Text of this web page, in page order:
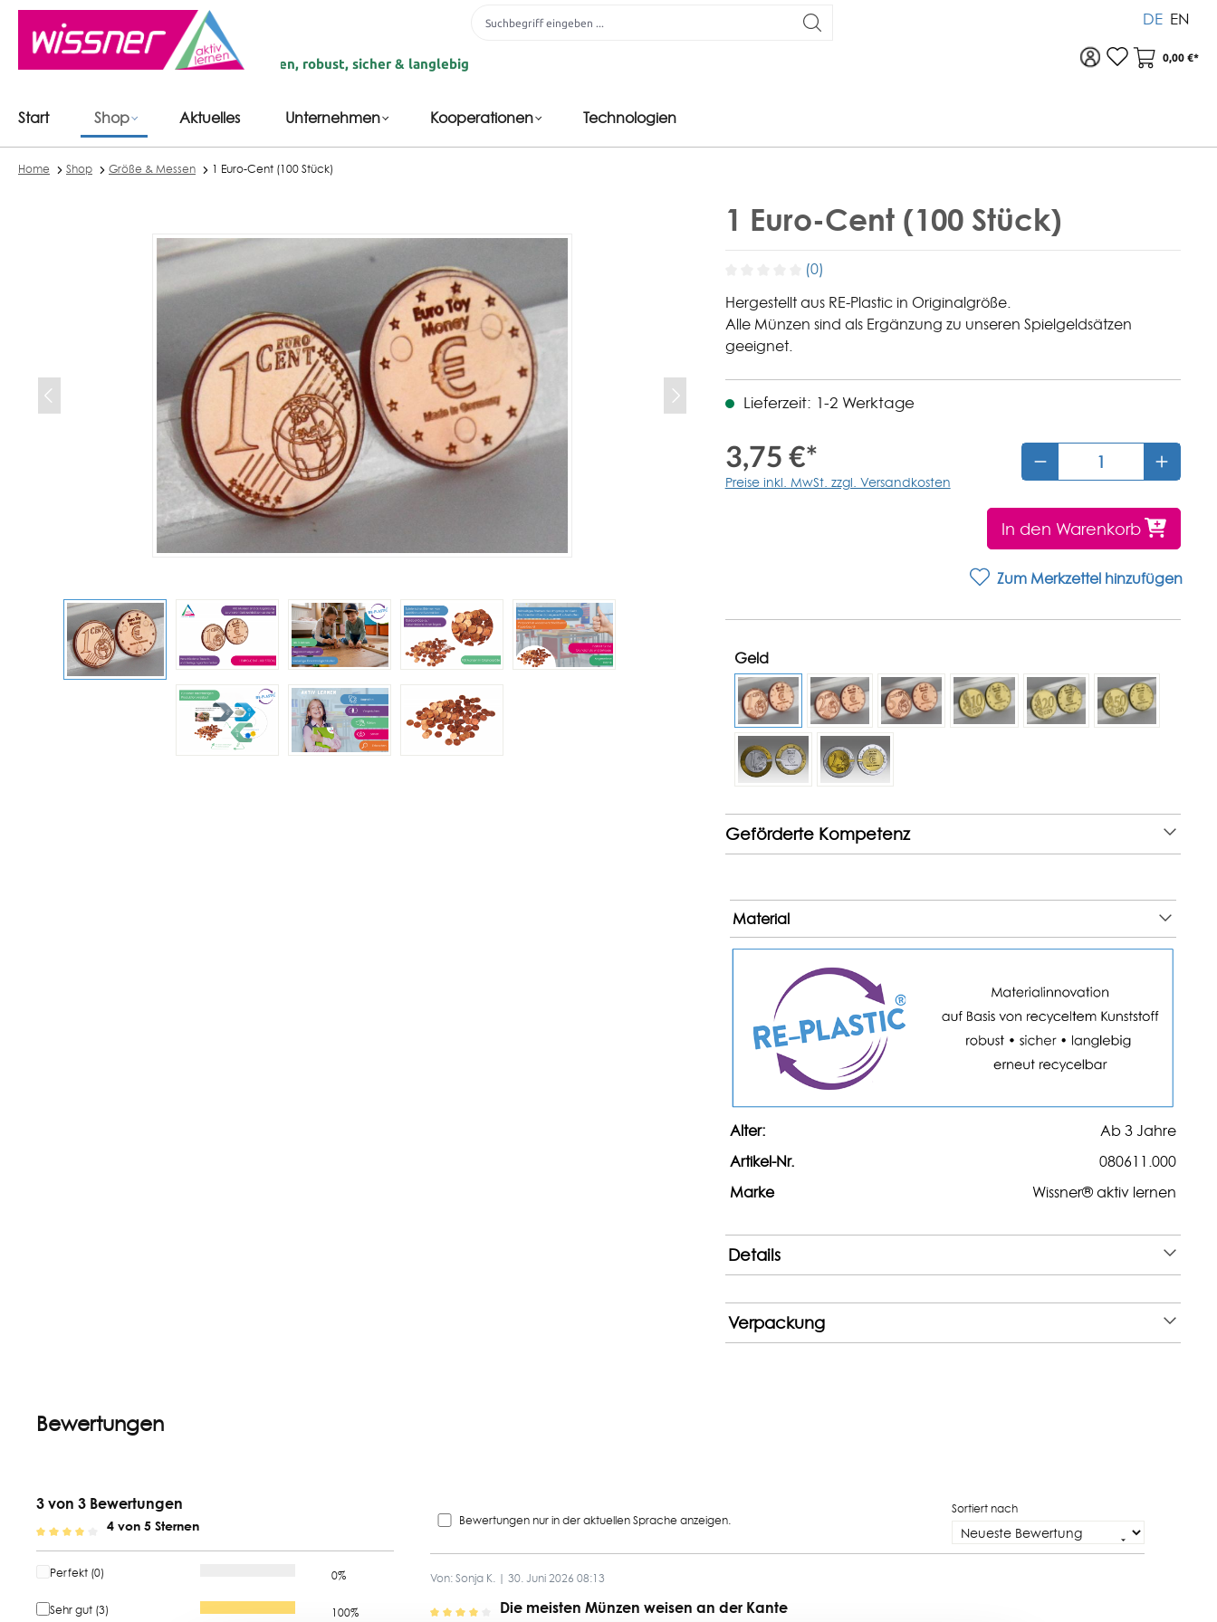
| recycelte Materialien, robust, sicher & langlebig
DE EN
Zu Ihrem Konto
0,00 €*
Start Shop Aktuelles Unternehmen Kooperationen Technologien
Home Shop Größe & Messen 1 Euro-Cent (100 Stück)
1 Euro-Cent (100 Stück)
(0)
Hergestellt aus RE-Plastic in Originalgröße.
Alle Münzen sind als Ergänzung zu unseren Spielgeldsätzen
geeignet.
Lieferzeit: 1-2 Werktage
3,75 €*
Preise inkl. MwSt. zzgl. Versandkosten
In den Warenkorb
Zum Merkzettel hinzufügen
Geld
Geförderte Kompetenz
Material
Alter:
Ab 3 Jahre
Artikel-Nr.
080611.000
Marke
Wissner® aktiv lernen
Details
Verpackung
Bewertungen
3 von 3 Bewertungen
Durchschnittliche Bewertung von 4 von 5 Sternen
4 von 5 Sternen
Perfekt (0) 0%
Sehr gut (3) 100%
Bewertungen nur in der aktuellen Sprache anzeigen.
Sortiert nach
Von: Sonja K. | 30. Juni 2026 08:13
Die meisten Münzen weisen an der Kante